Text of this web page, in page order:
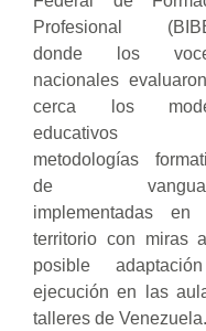
Profesional
donde los
nacionales
cerca los
metodologías
de
implementadas en
territorio con miras
posible
ejecución en las
talleres de Venezuela.